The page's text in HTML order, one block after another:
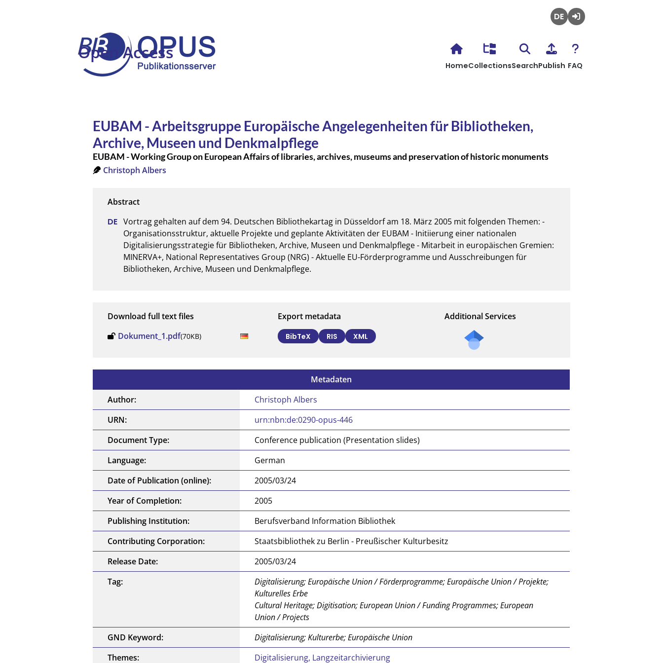
Open Access
HomeCollectionsSearchPublish FAQ
EUBAM - Arbeitsgruppe Europäische Angelegenheiten für Bibliotheken,
Archive, Museen und Denkmalpflege
EUBAM - Working Group on European Affairs of libraries, archives, museums and preservation of historic monuments
Christoph Albers
Vortrag gehalten auf dem 94. Deutschen Bibliothekartag in Düsseldorf am 18. März 2005 mit folgenden Themen: -
Organisationsstruktur, aktuelle Projekte und geplante Aktivitäten der EUBAM - Initiierung einer nationalen
Digitalisierungsstrategie für Bibliotheken, Archive, Museen und Denkmalpflege - Mitarbeit in europäischen Gremien:
MINERVA+, National Representatives Group (NRG) - Aktuelle EU-Förderprogramme und Ausschreibungen für
Bibliotheken, Archive, Museen und Denkmalpflege.
Download full text files
Dokument_1.pdf(70KB)
Export metadata
BibTeX RIS XML
Additional Services
Metadaten
Author:
Christoph Albers
URN:
urn:nbn:de:0290-opus-446
Document Type:
Conference publication (Presentation slides)
Language:
German
Date of Publication (online):
2005/03/24
Year of Completion:
2005
Publishing Institution:
Berufsverband Information Bibliothek
Contributing Corporation:
Staatsbibliothek zu Berlin - Preußischer Kulturbesitz
Release Date:
2005/03/24
Tag:
Digitalisierung; Europäische Union / Förderprogramme; Europäische Union / Projekte;
Kulturelles Erbe
Cultural Heritage; Digitisation; European Union / Funding Programmes; European
Union / Projects
GND Keyword:
Digitalisierung; Kulturerbe; Europäische Union
Themes:
Digitalisierung, Langzeitarchivierung